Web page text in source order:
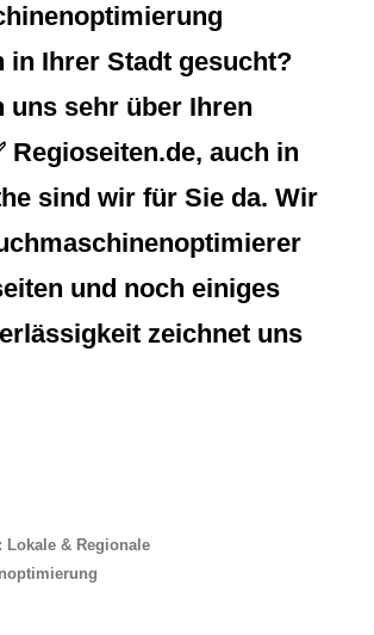
in Ihrer Stadt gesucht?
uns sehr über Ihren
Regioseiten.de, auch in
sind wir für Sie da. Wir
und noch einiges
zeichnet uns
Lokale & Regionale